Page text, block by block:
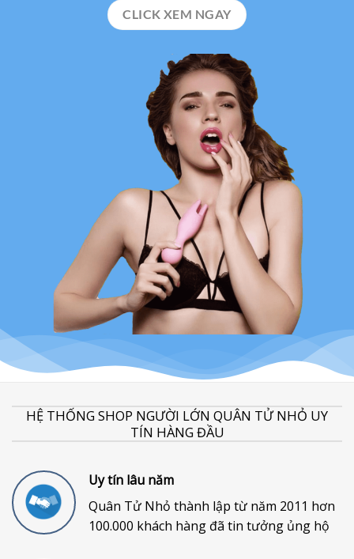
CLICK XEM NGAY
HỆ THỐNG SHOP NGƯỜI LỚN QUÂN TỬ NHỎ UY
TÍN HÀNG ĐẦU
Uy tín lâu năm
Quân Tử Nhỏ thành lập từ năm 2011 hơn
100.000 khách hàng đã tin tưởng ủng hộ